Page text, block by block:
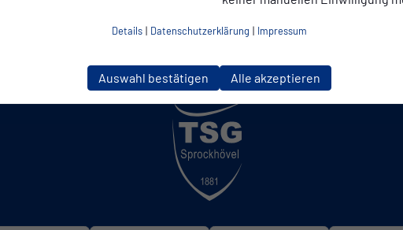
Details | Datenschutzerklärung | Impressum
Auswahl bestätigen Alle akzeptieren